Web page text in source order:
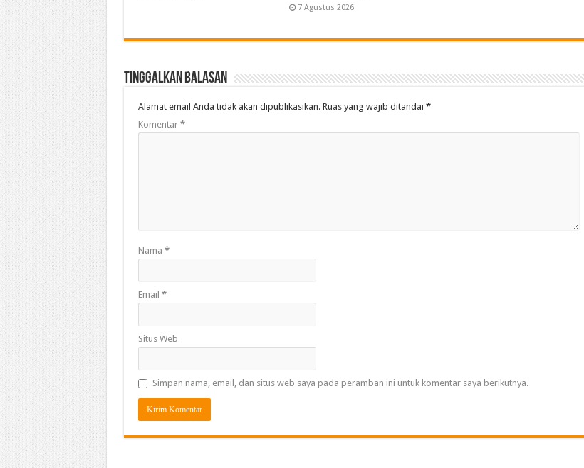
7 Agustus 2026
Tinggalkan Balasan
Alamat email Anda tidak akan dipublikasikan. Ruas yang wajib ditandai *
Komentar *
Nama *
Email *
Situs Web
Simpan nama, email, dan situs web saya pada peramban ini untuk komentar saya berikutnya.